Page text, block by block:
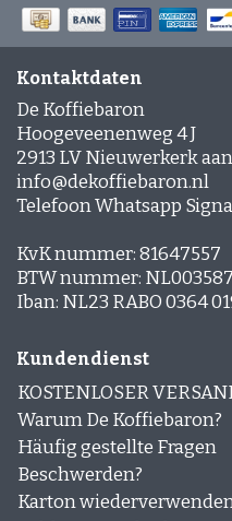
Caffè Paranà
Caffé Breda
Bristot
Lazarro
Deutscher Kaffee
Melitta
Dallmayr
Alberto
Neu in Sortiment
Kaffeebohnen kurze
Arten von Kaffeebohnen
Robusta-Kaffee:
Geschmack
Arabica und Robusta
und perfekte crema
Stärke der
Boden und Klima:
Neue Verpackung,
Geschäftskunden
Reinigung der
Haltbarkeit
Bohnen oder
Säuregehalt des Kaffees
Kaffeerezepte
Kaffeecocktails
Cold Brewd Kaffee
Eiskaffee
Espresso-rub
Kontaktdaten
De Koffiebaron
Hoogeveenenweg 4 J
2913 LV Nieuwerkerk
info@dekoffiebaron.nl
Telefoon Whatsapp
KvK nummer: 81647557
BTW nummer:
Iban: NL23 RABO 0364
Kundendienst
KOSTENLOSER
Warum De Koffiebaron?
Häufig gestellte Fragen
Beschwerden?
Karton